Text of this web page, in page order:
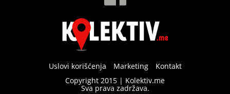
Uslovi korišćenja Marketing
Kontakt
Copyright 2015 | Kolektiv.me
Sva prava zadržava.